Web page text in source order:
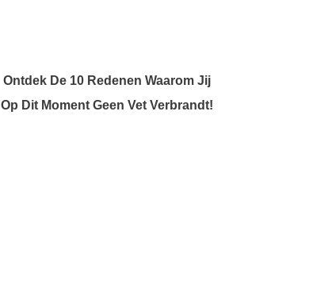
Ontdek De 10 Redenen Waarom Jij
Op Dit Moment Geen Vet Verbrandt!